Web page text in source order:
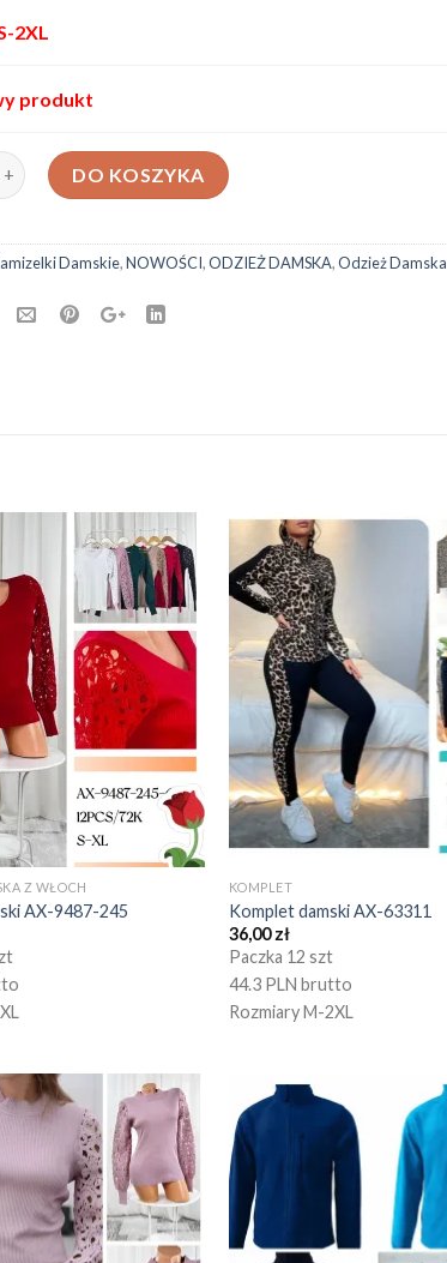
2XL
produkt
damski 6004919
DO KOSZYKA
Damskie,NOWOŚCI,ODZIEŻ DAMSKA,Odzież Damska
Z WŁOCH
AX-9487-245
KOMPLET
Komplet damski AX-63311
36,00zł
Paczka 12 szt
44.3 PLN brutto
Rozmiary M-2XL